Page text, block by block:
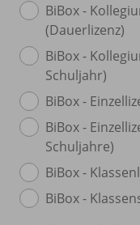
BiBox -
(Dauerlizenz)
BiBox -
Schuljahr)
BiBox -
BiBox -
Schuljahre)
BiBox -
BiBox -